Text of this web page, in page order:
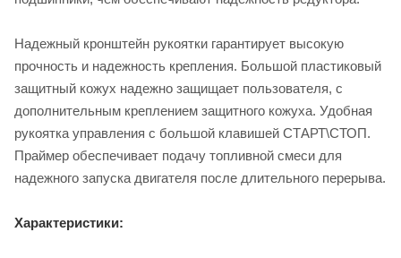
Надежный кронштейн рукоятки гарантирует высокую
прочность и надежность крепления. Большой пластиковый
защитный кожух надежно защищает пользователя, с
дополнительным креплением защитного кожуха. Удобная
рукоятка управления с большой клавишей СТАРТ\СТОП.
Праймер обеспечивает подачу топливной смеси для
надежного запуска двигателя после длительного перерыва.
Характеристики: